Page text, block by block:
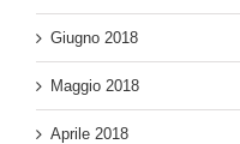
Giugno 2018
Maggio 2018
Aprile 2018